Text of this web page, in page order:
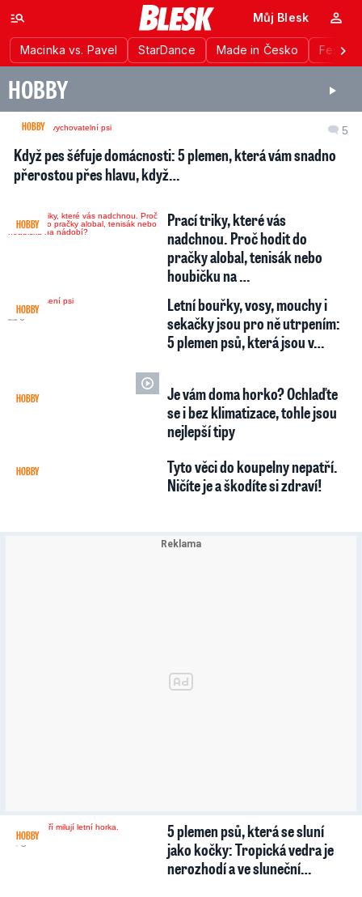
Macinka vs. Pavel StarDance Made in Česko
Můj Blesk
HOBBY
5
HOBBY
Když pes šéfuje domácnosti: 5 plemen, která vám snadno
přerostou přes hlavu, když…
HOBBY
Prací triky, které vás
nadchnou. Proč hodit do
pračky alobal, tenisák nebo
houbičku na …
HOBBY
6
Letní bouřky, vosy, mouchy i
sekačky jsou pro ně utrpením:
5 plemen psů, která jsou v…
HOBBY
5
Je vám doma horko? Ochlaďte
se i bez klimatizace, tohle jsou
nejlepší tipy
HOBBY
Tyto věci do koupelny nepatří.
Ničíte je a škodíte si zdraví!
HOBBY
3
5 plemen psů, která se sluní
jako kočky: Tropická vedra je
nerozhodí a ve sluneční…